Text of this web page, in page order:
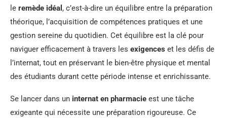
le remède idéal , c’est-à-dire un équilibre entre la préparation
théorique, l’acquisition de compétences pratiques et une
gestion sereine du quotidien. Cet équilibre est la clé pour
naviguer efficacement à travers les exigences et les défis de
l’internat, tout en préservant le bien-être physique et mental
des étudiants durant cette période intense et enrichissante.
Se lancer dans un internat en pharmacie est une tâche
exigeante qui nécessite une préparation rigoureuse. Ce